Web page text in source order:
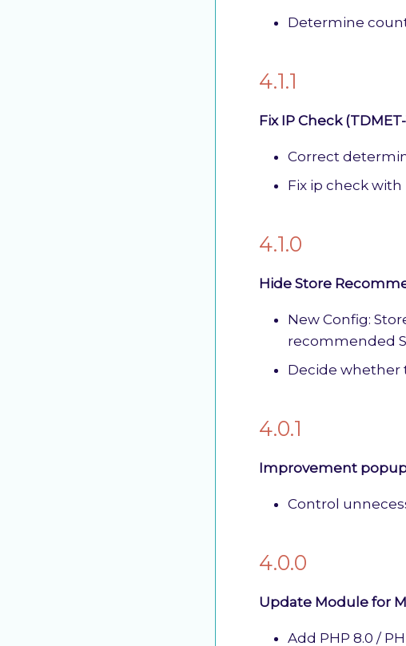
Determine
4.1.1
Fix IP Check
Correct
Fix ip check with
4.1.0
Hide Store
New Config:
recommended
Decide whether
4.0.1
Improvement popup
Control
4.0.0
Update Module for
Add PHP 8.0 /